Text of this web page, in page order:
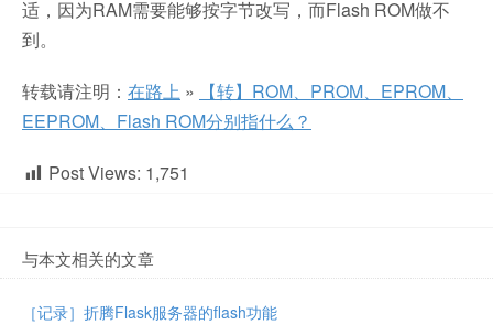
适，因为RAM需要能够按字节改写，而Flash ROM做不
到。
转载请注明： 在路上 »
【转】ROM、PROM、EPROM、
EEPROM、Flash ROM分别指什么？
Post Views: 1,751
与本文相关的文章
［记录］折腾Flask服务器的flash功能